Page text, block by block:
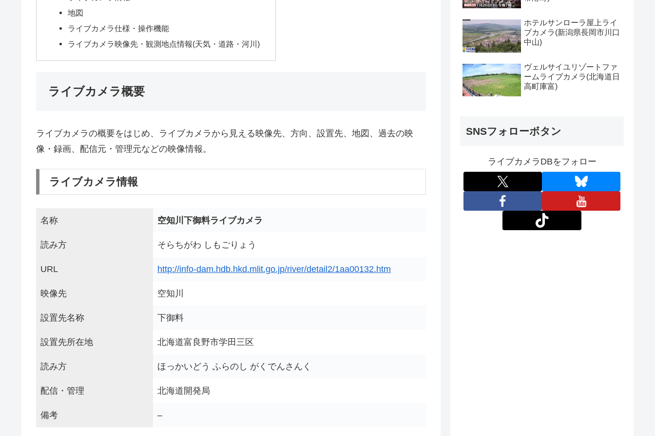
地図
ライブカメラ仕様・操作機能
ライブカメラ映像先・観測地点情報(天気・道路・河川)
ライブカメラ概要
ライブカメラの概要をはじめ、ライブカメラから見える映像先、方向、設置先、地図、過去の映
像・録画、配信元・管理元などの映像情報。
ライブカメラ情報
名称 空知川下御料ライブカメラ
読み方 そらちがわ しもごりょう
URL http://info-dam.hdb.hkd.mlit.go.jp/river/detail2/1aa00132.htm
映像先 空知川
設置先名称 下御料
設置先所在地 北海道富良野市学田三区
読み方 ほっかいどう ふらのし がくでんさんく
配信・管理 北海道開発局
備考 –
ホテルサンローラ屋上ライ
ブカメラ(新潟県長岡市川口
中山)
ヴェルサイユリゾートファ
ームライブカメラ(北海道日
高町庫富)
SNSフォローボタン
ライブカメラDBをフォロー